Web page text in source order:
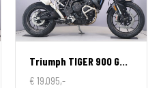
Triumph TIGER 900 GT ALPINE EDITION
€ 19.095,-